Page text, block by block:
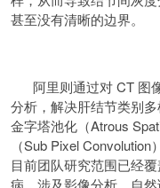
甚至没有清晰的边界。
阿里则通过对 CT 图
分析，解决肝结节类别
金字塔池化（Atrous
（Sub Pixel
目前团队研究范围已经
病，涉及影像分析、自